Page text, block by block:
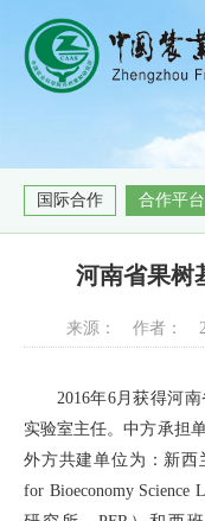
国际合作 合作平台
河南省果树
来源： 作者：
2016年6月获得河
实验室主任。中方承担
外方共建单位为：新西
for Bioeconomy